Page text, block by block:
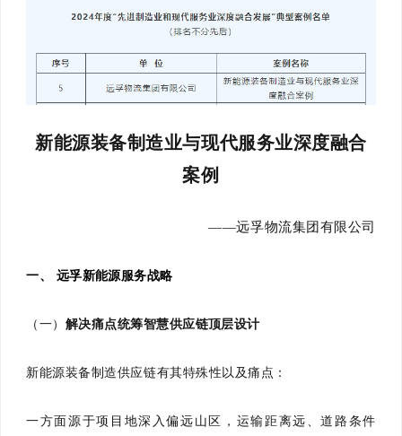
新能源装备制造业与现代服务业深度融合
案例
——远孚物流集团有限公司
一、 远孚新能源服务战略
（一） 解决痛点统筹智慧供应链顶层设计
新能源装备制造供应链有其特殊性以及痛点：
一方面源于项目地深入偏远山区，运输距离远、道路条件